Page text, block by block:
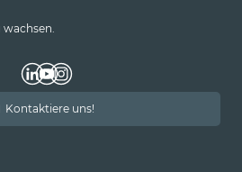
wachsen.
Kontaktiere uns!